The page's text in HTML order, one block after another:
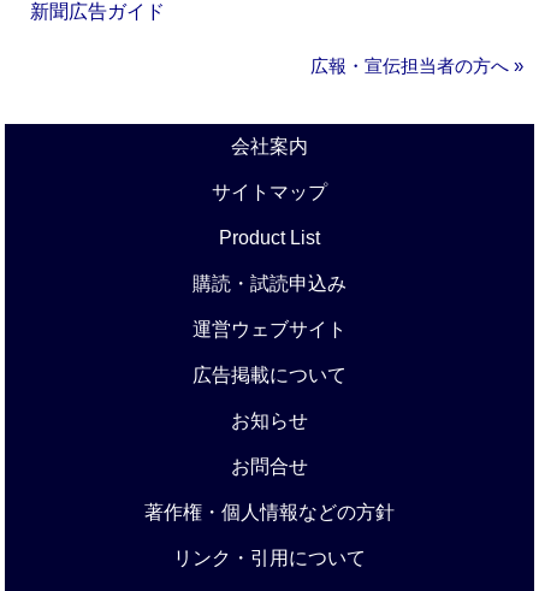
新聞広告ガイド
広報・宣伝担当者の方へ »
会社案内
サイトマップ
Product List
購読・試読申込み
運営ウェブサイト
広告掲載について
お知らせ
お問合せ
著作権・個人情報などの方針
リンク・引用について